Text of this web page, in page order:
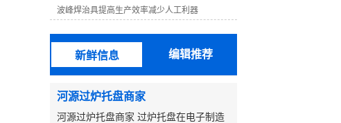
我们一直秉持“持续创新，不断发展”的理
念，并不断引进先进的技术和管理经
验，开拓研制更有竞争力、更能满足客
户需求的产品，以期向广大客户提供更
优质的产品和服务。 波峰焊治具采用
无铅高温纳米复合材料合成石制造，此
种材料完全符合欧盟RoHS环保协议标
准，我司还可提供***报告，客户可以*
材质制造。制造设备及软件：CNC数控
波峰焊治具提高生产效率减少人工利器
新鲜信息 编辑推荐
河源过炉托盘商家
河源过炉托盘商家 过炉托盘在电子制造